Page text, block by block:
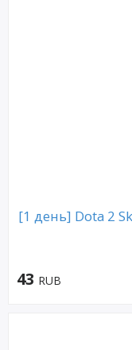
[1 день] Dota 2
43 RUB